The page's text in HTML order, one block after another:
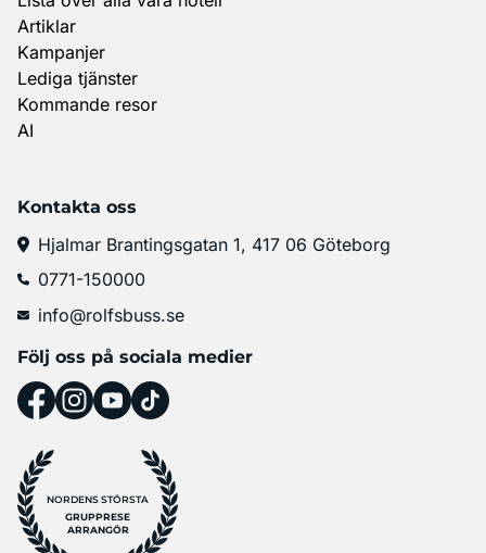
Artiklar
Kampanjer
Lediga tjänster
Kommande resor
AI
Kontakta oss
Hjalmar Brantingsgatan 1, 417 06 Göteborg
0771-150000
info@rolfsbuss.se
Följ oss på sociala medier
NORDENS STÖRSTA
GRUPPRESE
ARRANGÖR